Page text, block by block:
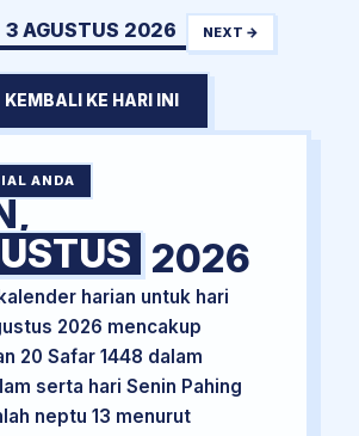
3 AGUSTUS 2026 NEXT →
KEMBALI KE HARI INI
ANDA
2026
harian untuk hari
2026 mencakup
20 Safar 1448 dalam
serta hari Senin Pahing
neptu 13 menurut